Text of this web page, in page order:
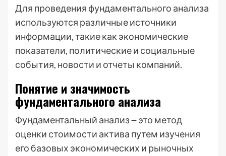
Для проведения фундаментального анализа
используются различные источники
информации, такие как экономические
показатели, политические и социальные
события, новости и отчеты компаний.
Понятие и значимость
фундаментального анализа
Фундаментальный анализ ౼ это метод
оценки стоимости актива путем изучения
его базовых экономических и рыночных